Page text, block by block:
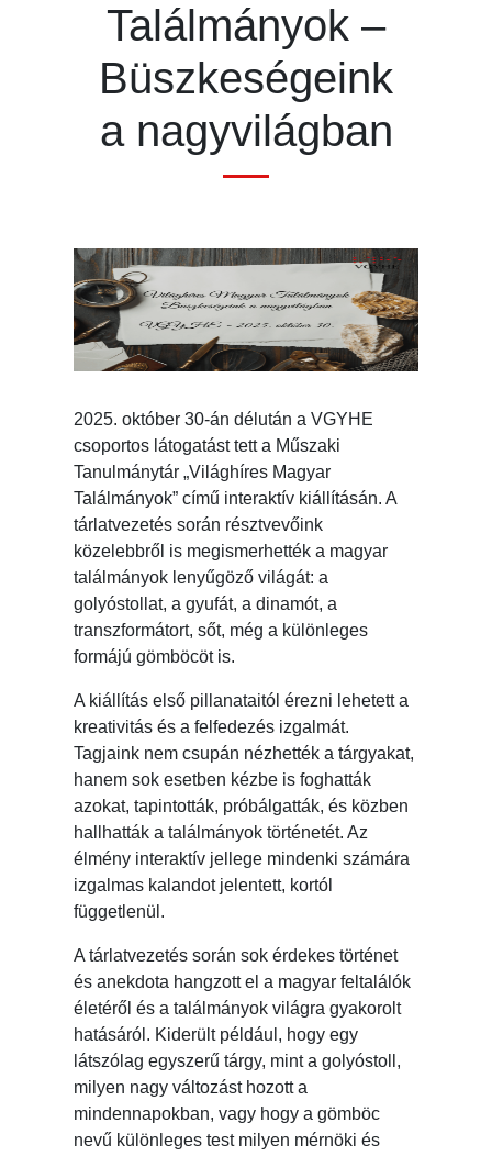
Találmányok –
Büszkeségeink
a nagyvilágban
2025. október 30-án délután a VGYHE
csoportos látogatást tett a Műszaki
Tanulmánytár „Világhíres Magyar
Találmányok” című interaktív kiállításán. A
tárlatvezetés során résztvevőink
közelebbről is megismerhették a magyar
találmányok lenyűgöző világát: a
golyóstollat, a gyufát, a dinamót, a
transzformátort, sőt, még a különleges
formájú gömböcöt is.
A kiállítás első pillanataitól érezni lehetett a
kreativitás és a felfedezés izgalmát.
Tagjaink nem csupán nézhették a tárgyakat,
hanem sok esetben kézbe is foghatták
azokat, tapintották, próbálgatták, és közben
hallhatták a találmányok történetét. Az
élmény interaktív jellege mindenki számára
izgalmas kalandot jelentett, kortól
függetlenül.
A tárlatvezetés során sok érdekes történet
és anekdota hangzott el a magyar feltalálók
életéről és a találmányok világra gyakorolt
hatásáról. Kiderült például, hogy egy
látszólag egyszerű tárgy, mint a golyóstoll,
milyen nagy változást hozott a
mindennapokban, vagy hogy a gömböc
nevű különleges test milyen mérnöki és